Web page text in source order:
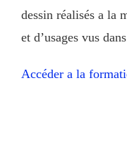
dessin réalisés a la
et d’usages vus
Accéder a la